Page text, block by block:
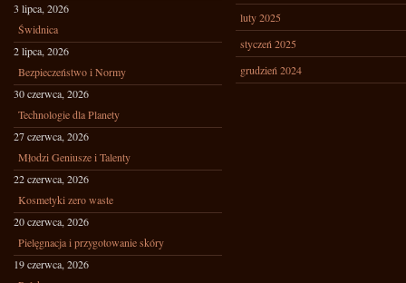
3 lipca, 2026
Świdnica
2 lipca, 2026
Bezpieczeństwo i Normy
30 czerwca, 2026
Technologie dla Planety
27 czerwca, 2026
Młodzi Geniusze i Talenty
22 czerwca, 2026
Kosmetyki zero waste
20 czerwca, 2026
Pielęgnacja i przygotowanie skóry
19 czerwca, 2026
luty 2025
styczeń 2025
grudzień 2024